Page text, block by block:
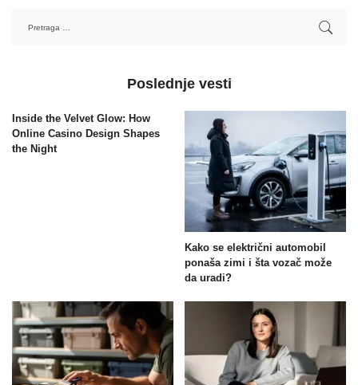
Poslednje vesti
Inside the Velvet Glow: How
Online Casino Design Shapes
the Night
Kako se električni automobil
ponaša zimi i šta vozač može
da uradi?